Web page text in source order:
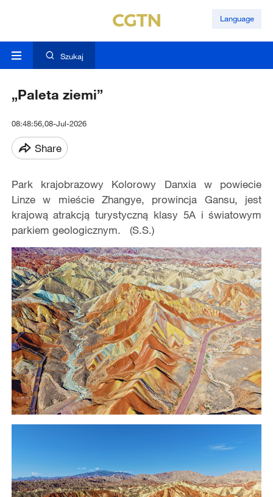
Language
Szukaj
„Paleta ziemi”
08:48:56,08-Jul-2026
Share
Park krajobrazowy Kolorowy Danxia w powiecie
Linze w mieście Zhangye, prowincja Gansu, jest
krajową atrakcją turystyczną klasy 5A i światowym
parkiem geologicznym. (S.S.)